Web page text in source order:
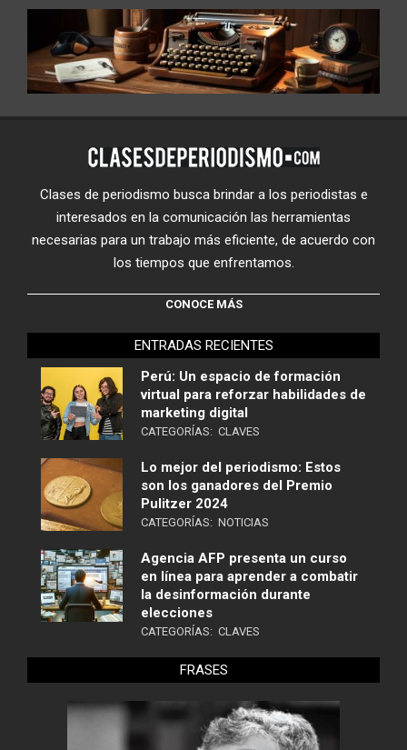
Clases de periodismo busca brindar a los periodistas e
interesados en la comunicación las herramientas
necesarias para un trabajo más eficiente, de acuerdo con
los tiempos que enfrentamos.
CONOCE MÁS
ENTRADAS RECIENTES
Perú: Un espacio de formación
virtual para reforzar habilidades de
marketing digital
CATEGORÍAS: CLAVES
Lo mejor del periodismo: Estos
son los ganadores del Premio
Pulitzer 2024
CATEGORÍAS: NOTICIAS
Agencia AFP presenta un curso
en línea para aprender a combatir
la desinformación durante
elecciones
CATEGORÍAS: CLAVES
FRASES